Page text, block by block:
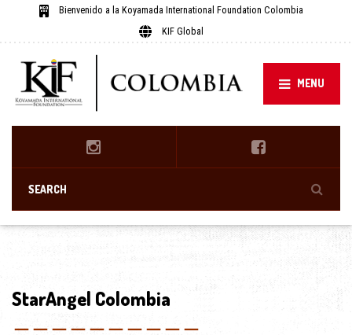
Bienvenido a la Koyamada International Foundation Colombia
KIF Global
MENU
StarAngel Colombia
＿＿＿＿＿＿＿＿＿＿